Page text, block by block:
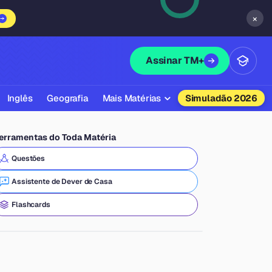
×
Assinar TM+
Inglês Geografia Mais Matérias
Química
Física
Filosofia
Simuladão 2026
do Toda Matéria
Questões
Assistente de Dever de Casa
Flashcards